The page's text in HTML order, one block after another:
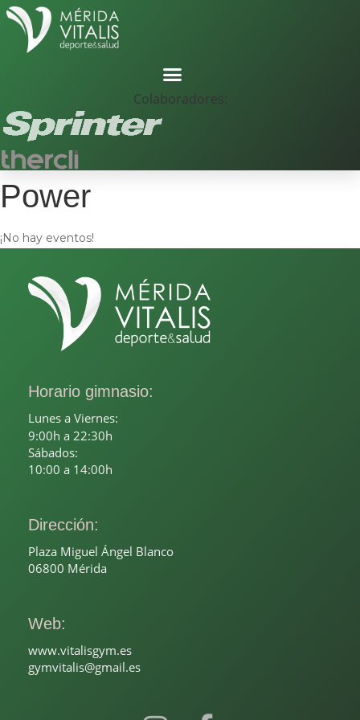
Colaboradores:
Power
¡No hay eventos!
Horario gimnasio:
Lunes a Viernes:
9:00h a 22:30h
Sábados:
10:00 a 14:00h
Dirección:
Plaza Miguel Ángel Blanco
06800 Mérida
Web:
www.vitalisgym.es
gymvitalis@gmail.es